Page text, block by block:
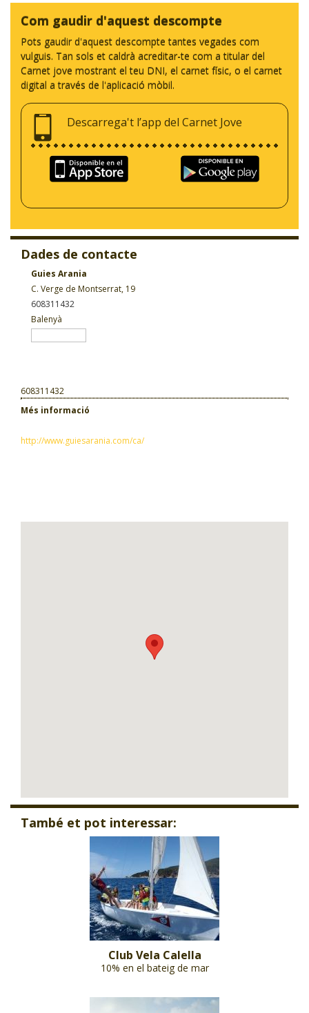
Com gaudir d'aquest descompte
Pots gaudir d'aquest descompte tantes vegades com
vulguis. Tan sols et caldrà acreditar-te com a titular del
Carnet jove mostrant el teu DNI, el carnet físic, o el carnet
digital a través de l'aplicació mòbil.
Descarrega't l’app del Carnet Jove
Dades de contacte
Guies Arania
C. Verge de Montserrat, 19
608311432
Balenyà
608311432
Més informació
http://www.guiesarania.com/ca/
També et pot interessar:
Club Vela Calella
10% en el bateig de mar